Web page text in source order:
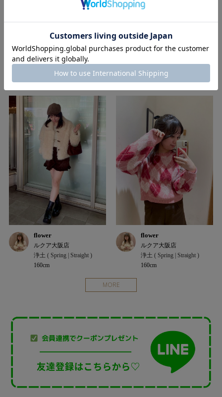
flower
ルクア大阪店
浄土 ( Spring | Straight )
flower
浄土 ( Spring | Straight )
flower
ルクア大阪店
浄土 ( Spring | Straight )
160cm
flower
ルクア大阪店
浄土 ( Spring | Straight )
160cm
MORE